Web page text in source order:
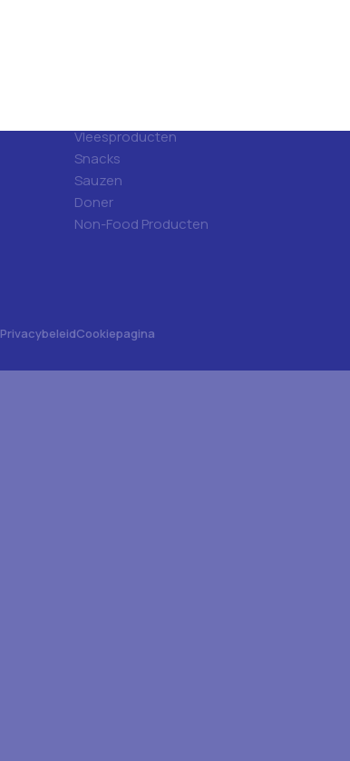
Vleesproducten
Snacks
Sauzen
Doner
Non-Food Producten
PrivacybeleidCookiepagina